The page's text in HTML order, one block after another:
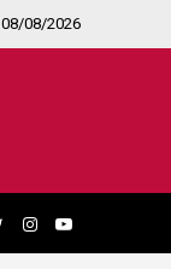
08/08/2026